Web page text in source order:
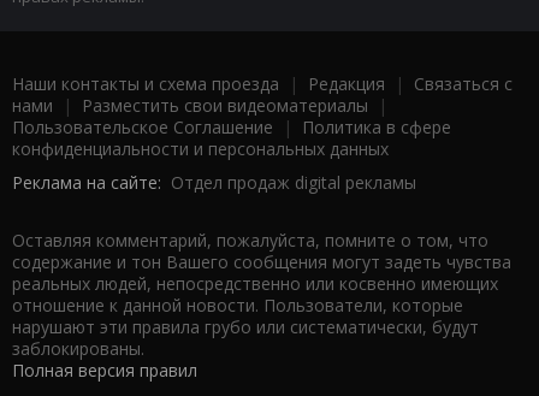
Наши контакты и схема проезда | Редакция | Связаться с
нами | Разместить свои видеоматериалы |
Пользовательское Соглашение |
Политика в сфере
конфиденциальности и персональных данных
Реклама на сайте: Отдел продаж digital рекламы
Оставляя комментарий, пожалуйста, помните о том, что
содержание и тон Вашего сообщения могут задеть чувства
реальных людей, непосредственно или косвенно имеющих
отношение к данной новости. Пользователи, которые
нарушают эти правила грубо или систематически, будут
заблокированы.
Полная версия правил